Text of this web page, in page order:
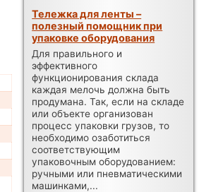
Тележка для ленты –
полезный помощник при
упаковке оборудования
Для правильного и
эффективного
функционирования склада
каждая мелочь должна быть
продумана. Так, если на складе
или объекте организован
процесс упаковки грузов, то
необходимо озаботиться
соответствующим
упаковочным оборудованием:
ручными или пневматическими
машинками,...